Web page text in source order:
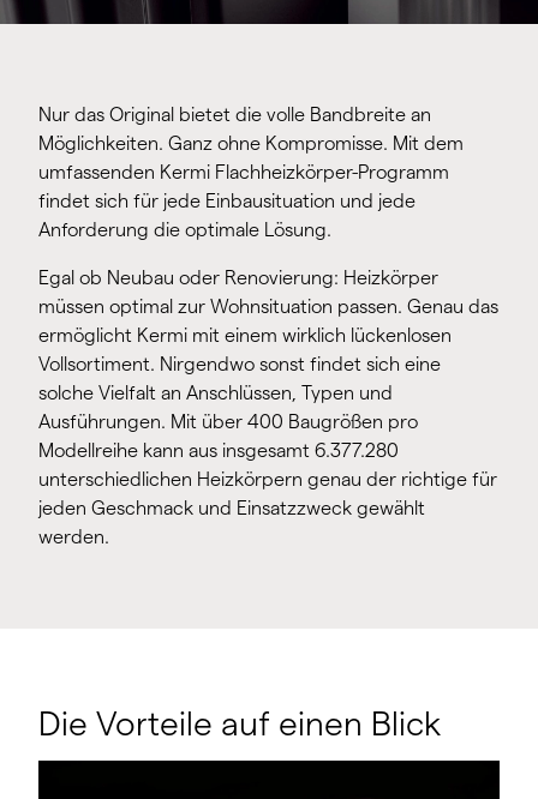
Nur das Original bietet die volle Bandbreite an
Möglichkeiten. Ganz ohne Kompromisse. Mit dem
umfassenden Kermi Flachheizkörper-Programm
findet sich für jede Einbausituation und jede
Anforderung die optimale Lösung.
Egal ob Neubau oder Renovierung: Heizkörper
müssen optimal zur Wohnsituation passen. Genau das
ermöglicht Kermi mit einem wirklich lückenlosen
Vollsortiment. Nirgendwo sonst findet sich eine
solche Vielfalt an Anschlüssen, Typen und
Ausführungen. Mit über 400 Baugrößen pro
Modellreihe kann aus insgesamt 6.377.280
unterschiedlichen Heizkörpern genau der richtige für
jeden Geschmack und Einsatzzweck gewählt
werden.
Die Vorteile auf einen Blick